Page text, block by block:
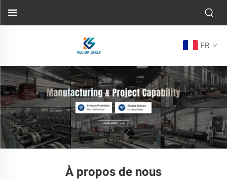
FR
À propos de nous